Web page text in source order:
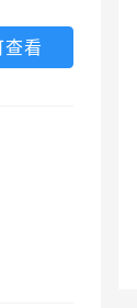
查看